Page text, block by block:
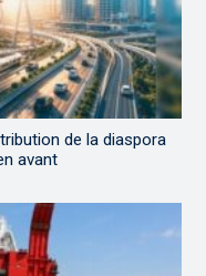
de la diaspora
avant